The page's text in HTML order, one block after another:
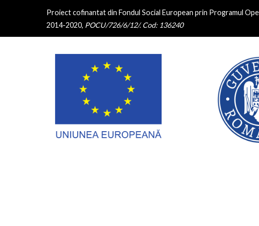
Proiect cofinantat din Fondul Social European prin Programul
2014-2020, POCU/726/6/12/. Cod: 136240